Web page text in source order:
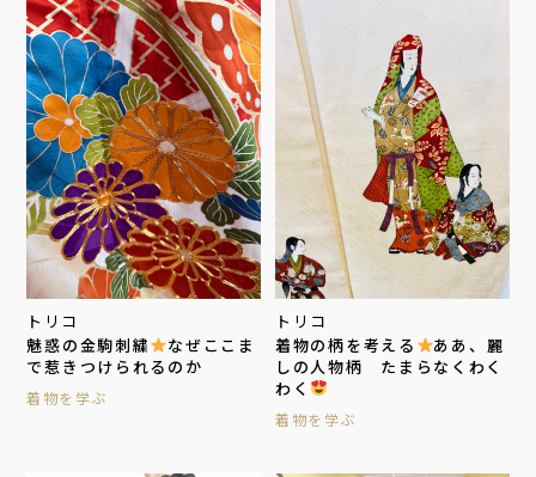
トリコ
魅惑の金駒刺繍
なぜここま
で惹きつけられるのか
着物を学ぶ
トリコ
着物の柄を考える
ああ、麗
しの人物柄 たまらなくわく
わく
着物を学ぶ